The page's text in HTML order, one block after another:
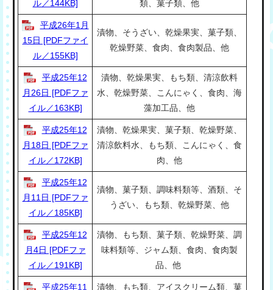
ル／144KB]
類、菓子類、他
平成26年1月
15日 [PDFファイ
ル／155KB]
漬物、そうざい、乾燥果実、菓子類、
乾燥野菜、食肉、食肉製品、他
平成25年12
月26日 [PDFファ
イル／163KB]
漬物、乾燥果実、もち類、清涼飲料
水、乾燥野菜、こんにゃく、食肉、海
藻加工品、他
平成25年12
月18日 [PDFファ
イル／172KB]
漬物、乾燥果実、菓子類、乾燥野菜、
清涼飲料水、もち類、こんにゃく、食
肉、他
平成25年12
月11日 [PDFファ
イル／185KB]
漬物、菓子類、調味料類等、酒類、そ
うざい、もち類、乾燥野菜、他
平成25年12
月4日 [PDFファ
イル／191KB]
漬物、もち類、菓子類、乾燥野菜、調
味料類等、ジャム類、食肉、食肉製
品、他
平成25年11
漬物、もち類、アイスクリーム類、菓